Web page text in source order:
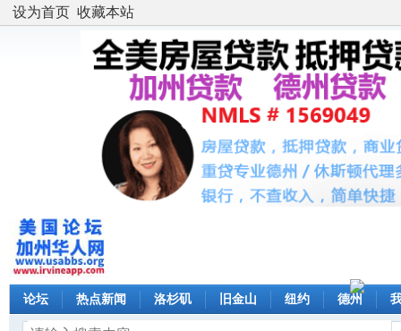
设为首页 收藏本站
论坛 热点新闻 洛杉矶 旧金山 纽约 德州